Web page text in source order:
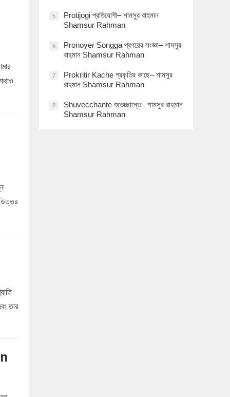
উত্তর
তার
5
Protijogi প্রতিযোগী– শামসুর রাহমান
Shamsur Rahman
6
Pronoyer Songga প্রণয়ের সংজ্ঞা– শামসুর
রাহমান Shamsur Rahman
7
Prokritir Kache প্রকৃতির কাছে– শামসুর
রাহমান Shamsur Rahman
8
Shuvecchante শুভেচ্ছান্তে– শামসুর রাহমান
Shamsur Rahman